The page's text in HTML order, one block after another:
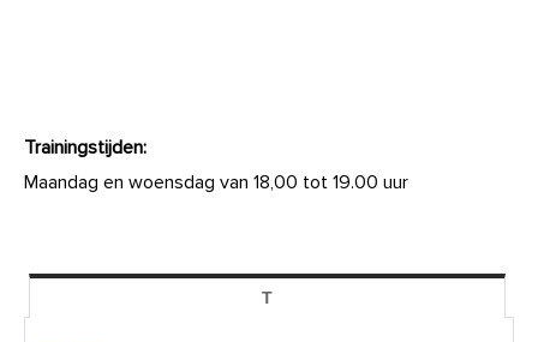
Trainingstijden:
Maandag en woensdag van 18,00 tot 19.00 uur
T